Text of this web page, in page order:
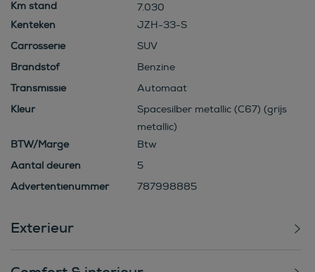
7.030
Kenteken
JZH-33-S
Carrosserie
SUV
Brandstof
Benzine
Transmissie
Automaat
Kleur
Spacesilber metallic (C67) (grijs
metallic)
BTW/Marge
Btw
Aantal deuren
5
Advertentienummer
787998885
Exterieur